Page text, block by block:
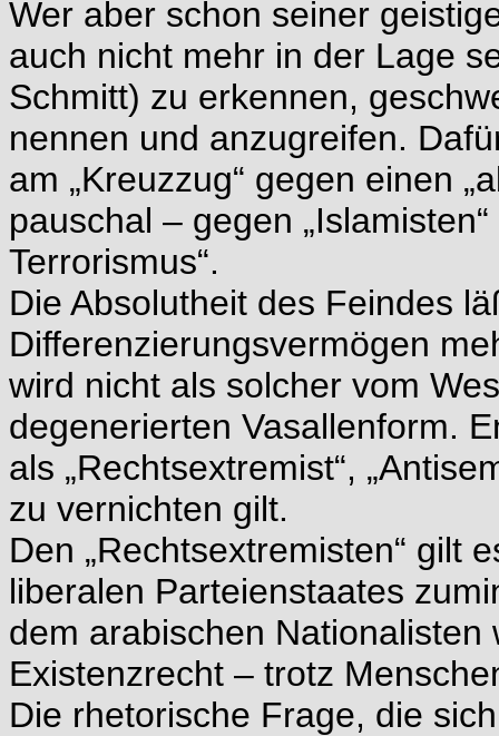
Wer aber schon seiner
auch nicht mehr in der Lage
Schmitt) zu erkennen,
nennen und anzugreifen.
am „Kreuzzug“ gegen einen
pauschal – gegen
Terrorismus“.
Die Absolutheit des Feindes
Differenzierungsvermögen
wird nicht als solcher vom
degenerierten Vasallenform.
als „Rechtsextremist“,
zu vernichten gilt.
Den „Rechtsextremisten“ gilt
liberalen Parteienstaates
dem arabischen
Existenzrecht – trotz
Die rhetorische Frage, die